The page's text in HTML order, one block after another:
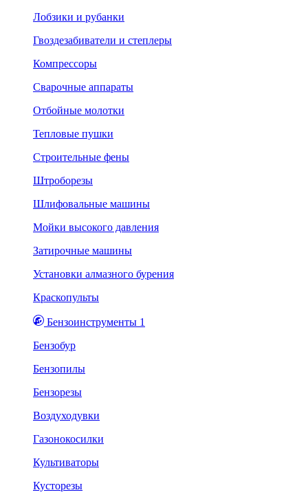
Лобзики и рубанки
Гвоздезабиватели и степлеры
Компрессоры
Сварочные аппараты
Отбойные молотки
Тепловые пушки
Строительные фены
Штроборезы
Шлифовальные машины
Мойки высокого давления
Затирочные машины
Установки алмазного бурения
Краскопульты
Бензоинструменты 1
Бензобур
Бензопилы
Бензорезы
Воздуходувки
Газонокосилки
Культиваторы
Кусторезы